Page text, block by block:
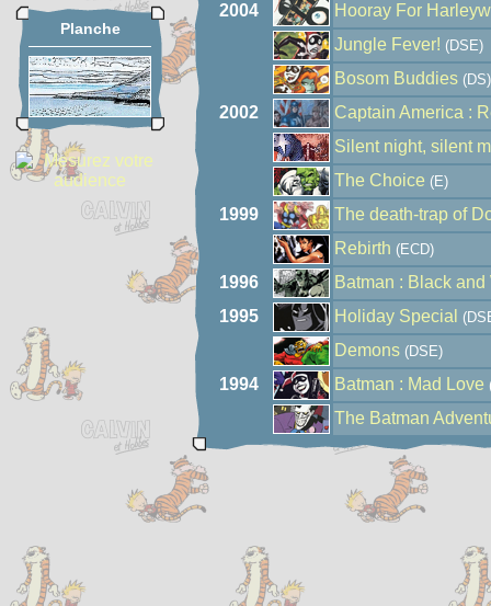
Planche
2004
Hooray For
Jungle Fever! (DSE)
Bosom Buddies (DS)
2002
Captain America :
Silent night, silent
The Choice (E)
1999
The death-trap of
Rebirth (ECD)
1996
Batman : Black and
1995
Holiday Special
Demons (DSE)
1994 Batman : Mad Love
The Batman